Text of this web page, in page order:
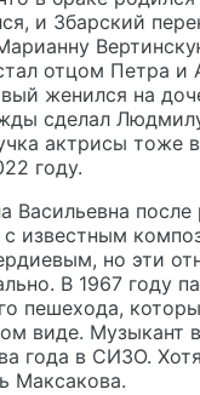
и Збарский
отцом Петра и
женился на
сделал
актрисы тоже
году.
после
известным
но эти
В 1967 году
пешехода,
виде. Музыкант
года в СИЗО.
Максакова.